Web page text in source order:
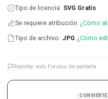
Tipo de licencia: SVG Gratis
Se requiere atribución ¿Cómo
Tipo de archivo: JPG ¿Cómo
Reportar esto Fondos de pantalla